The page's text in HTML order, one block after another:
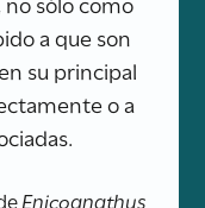
a que son
su principal
o a
Enicognathus